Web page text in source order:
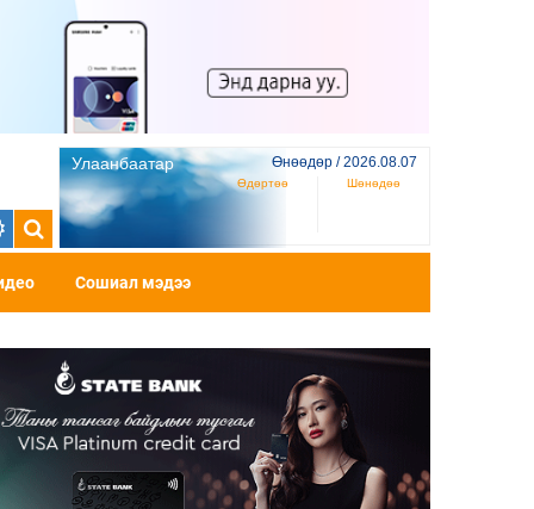
Улаанбаатар Өнөөдөр / 2026.08.07
Өдөртөө Шөнөдөө
Сошиал мэдээ